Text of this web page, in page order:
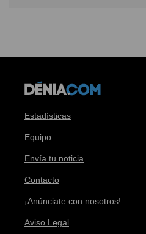
Estadísticas
Equipo
Envía tu noticia
Contacto
¡Anúnciate con nosotros!
Aviso Legal